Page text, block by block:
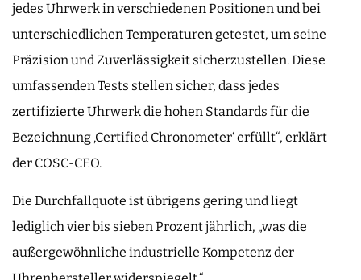
jedes Uhrwerk in verschiedenen Positionen und bei
unterschiedlichen Temperaturen getestet, um seine
Präzision und Zuverlässigkeit sicherzustellen. Diese
umfassenden Tests stellen sicher, dass jedes
zertifizierte Uhrwerk die hohen Standards für die
Bezeichnung ‚Certified Chronometer‘ erfüllt“, erklärt
der COSC-CEO.
Die Durchfallquote ist übrigens gering und liegt
lediglich vier bis sieben Prozent jährlich, „was die
außergewöhnliche industrielle Kompetenz der